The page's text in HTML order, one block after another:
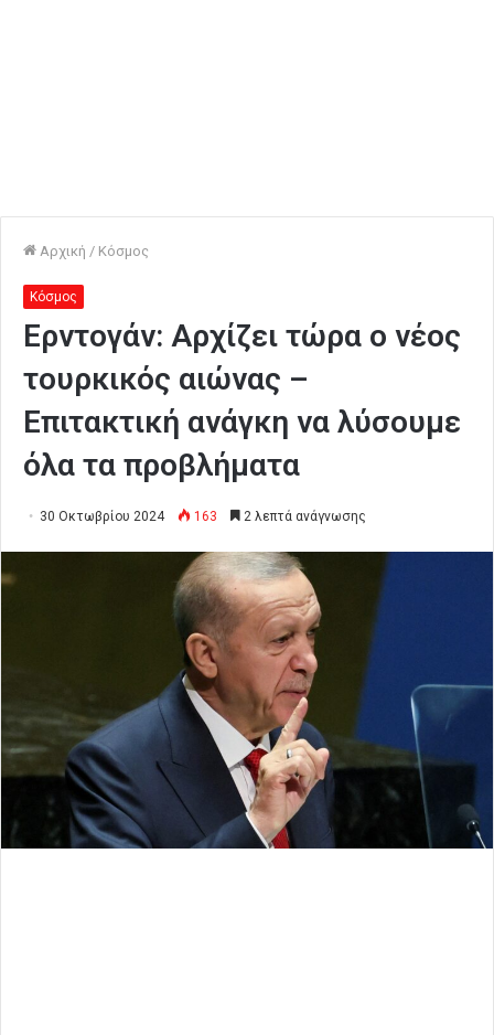
Αρχική / Κόσμος
Κόσμος
Ερντογάν: Αρχίζει τώρα ο νέος
τουρκικός αιώνας –
Επιτακτική ανάγκη να λύσουμε
όλα τα προβλήματα
30 Οκτωβρίου 2024 163 2 λεπτά ανάγνωσης